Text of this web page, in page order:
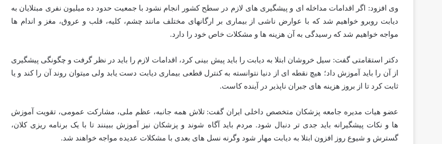
وی افزود: اگر اقدامات مداخله ای و پیشگیری های لازم در سطح کشور انجام نشود با جمعیت حدود ده میلیون نفری مبتلایان به
دیابت روبرو خواهیم شد که با عوارض ناشی از بیماری بر ارگانهای مختلف مانند چشم، کلیه، قلب و عروق، مغز و اندام ها
مواجه خواهیم شد که رسیدگی به آن هزینه ها و مشکلات خاص خود را دارد.
دکتر استقامتی گفت: سیل خروشان ابتلا به دیابت را باید پیش بینی کرد، اقدامات لازم را باید در نظر گرفت و چگونگی پیشگیری
از آن را باید آموزش داد؛ هیچ نقطه ای از دنیا نتوانسته به کنترل قطعی بیماری دیابت دست یابد ولی میتوان روند آن را کند و یا
ثابت کرد تا از بروز هزینه های جبران ناپذیر در آینده کاست.
عضو هیات مدیره جامعه پزشکان متخصص داخلی ایران گفت: تلاش همه جانبه، عظم ملی، مشارکت عمومی، تقویت آموزش
ها و نکات پیشگیرانه باید جدی تر دنبال شود. مردم باید آگاه شوند و پزشکان نیز آموزش ببینند تا با یک برنامه ریزی کلان،
گسترش و شیوع روز افزون ابتلا به دیابت مهار شود وگرنه نسل های بعدی با مشکلات عدیده مواجه خواهند شد.